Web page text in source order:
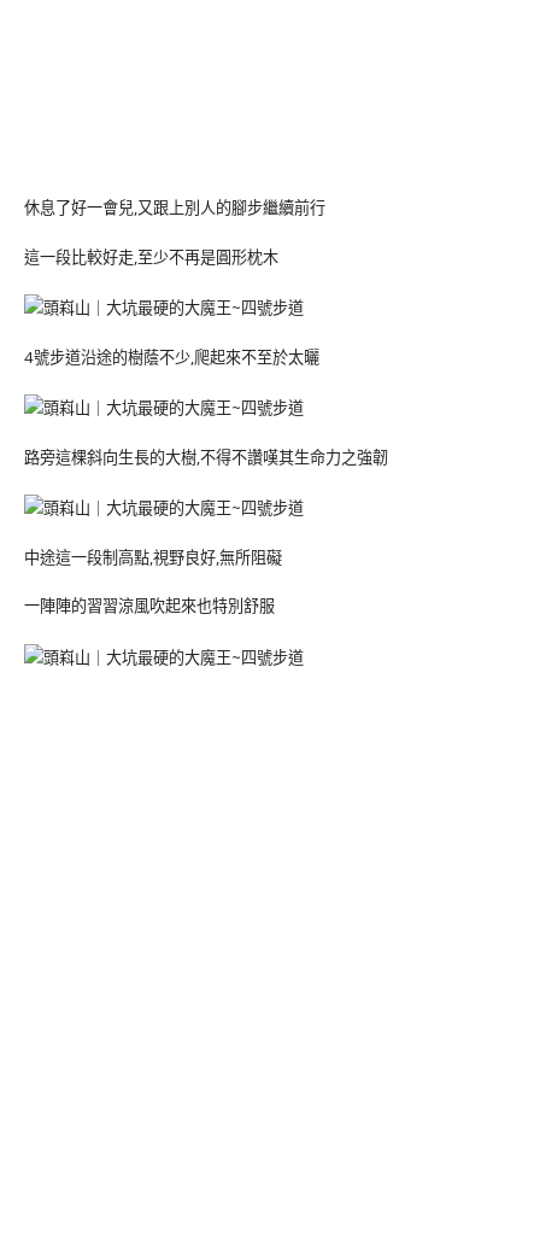
休息了好一會兒,又跟上別人的腳步繼續前行
這一段比較好走,至少不再是圓形枕木
4號步道沿途的樹蔭不少,爬起來不至於太曬
路旁這棵斜向生長的大樹,不得不讚嘆其生命力之強韌
中途這一段制高點,視野良好,無所阻礙
一陣陣的習習涼風吹起來也特別舒服